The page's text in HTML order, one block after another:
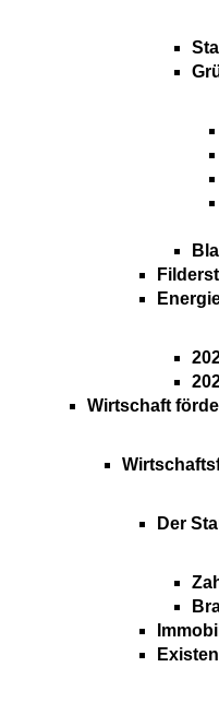
Wirtschaft
Der